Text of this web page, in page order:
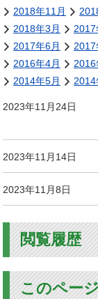
2018年11月
2018年3月
2017
2017年6月
2017
2016年4月
2016
2014年5月
2014
2023年11月24日
2023年11月14日
2023年11月8日
閲覧履歴
このペー